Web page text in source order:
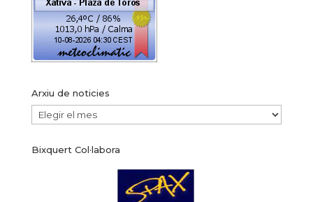
Arxiu de noticies
Arxiu
noticies
Bixquert Col·labora